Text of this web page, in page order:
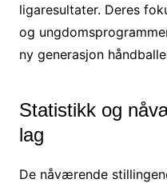
ligaresultater. Deres
og
ny generasjon
Statistikk og
lag
De nåværende